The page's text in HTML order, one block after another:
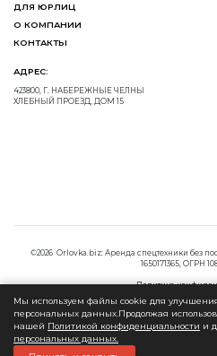
ДЛЯ ЮРЛИЦ
О КОМПАНИИ
КОНТАКТЫ
АДРЕС:
423800, Г. НАБЕРЕЖНЫЕ ЧЕЛНЫ
ХЛЕБНЫЙ ПРОЕЗД, ДОМ 15
©2026 Orlovka.biz: Аренда спецтехники без
1650171365, ОГРН
Политика
Согласие на обработку
Мы используем файлы cookie для
персональных данных.Продолжая
нашей Политикой конфиденциальности и
персональных данных.